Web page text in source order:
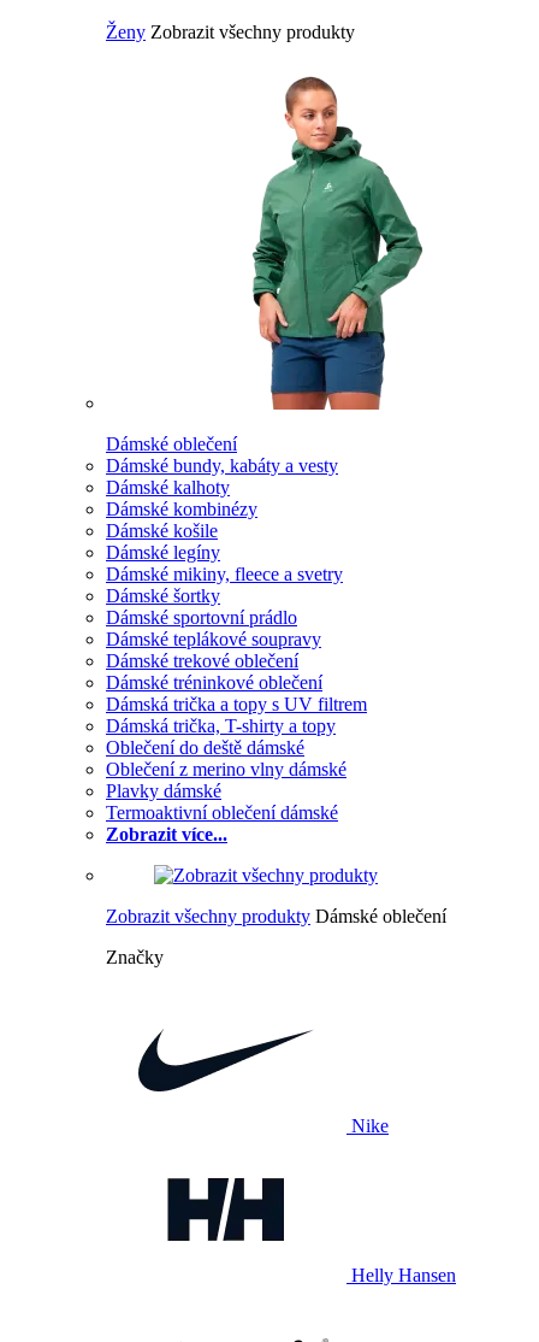
Ženy Zobrazit všechny produkty
Dámské oblečení
Dámské bundy, kabáty a vesty
Dámské kalhoty
Dámské kombinézy
Dámské košile
Dámské legíny
Dámské mikiny, fleece a svetry
Dámské šortky
Dámské sportovní prádlo
Dámské teplákové soupravy
Dámské trekové oblečení
Dámské tréninkové oblečení
Dámská trička a topy s UV filtrem
Dámská trička, T-shirty a topy
Oblečení do deště dámské
Oblečení z merino vlny dámské
Plavky dámské
Termoaktivní oblečení dámské
Zobrazit více...
Zobrazit všechny produkty Dámské oblečení
Značky
Nike
Helly Hansen